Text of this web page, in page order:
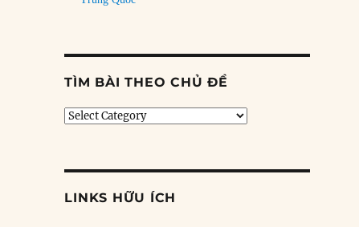
TÌM BÀI THEO CHỦ ĐỀ
Tìm
LINKS HỮU ÍCH